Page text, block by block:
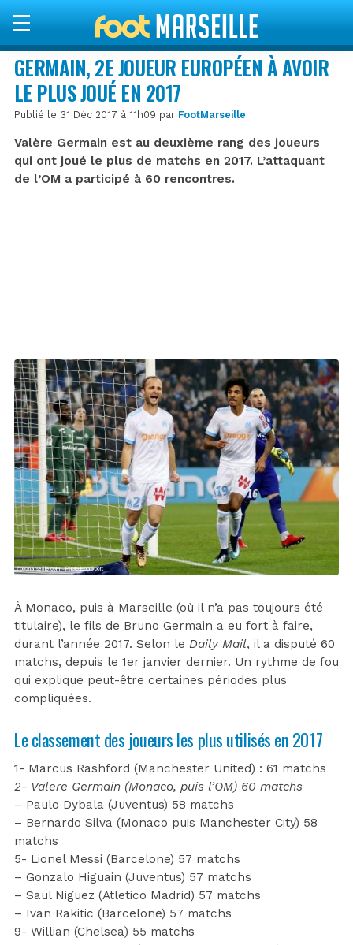
GERMAIN, 2E JOUEUR EUROPÉEN À AVOIR
LE PLUS JOUÉ EN 2017
Publié le 31 Déc 2017 à 11h09 par FootMarseille
Valère Germain est au deuxième rang des joueurs
qui ont joué le plus de matchs en 2017. L’attaquant
de l’OM a participé à 60 rencontres.
À Monaco, puis à Marseille (où il n’a pas toujours été
titulaire), le fils de Bruno Germain a eu fort à faire,
durant l’année 2017. Selon le Daily Mail, il a disputé 60
matchs, depuis le 1er janvier dernier. Un rythme de fou
qui explique peut-être certaines périodes plus
compliquées.
Le classement des joueurs les plus utilisés en 2017
1- Marcus Rashford (Manchester United) : 61 matchs
2- Valere Germain (Monaco, puis l’OM) 60 matchs
– Paulo Dybala (Juventus) 58 matchs
– Bernardo Silva (Monaco puis Manchester City) 58
matchs
5- Lionel Messi (Barcelone) 57 matchs
– Gonzalo Higuain (Juventus) 57 matchs
– Saul Niguez (Atletico Madrid) 57 matchs
– Ivan Rakitic (Barcelone) 57 matchs
9- Willian (Chelsea) 55 matchs